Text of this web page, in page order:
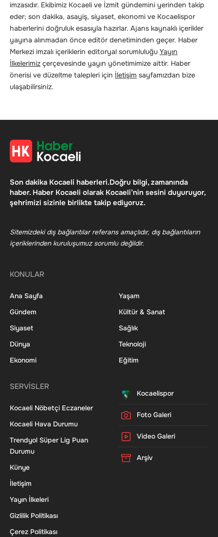
imzasıdır. Ekibimiz Kocaeli ve İzmit gündemini yerinden takip
eder; son dakika, asayiş, siyaset, ekonomi ve Kocaelispor
haberlerini doğruluk esasıyla hazırlar. Ajans kaynaklı içerikler
yayına alınmadan önce editör denetiminden geçer. Haber
Merkezi imzalı içeriklerin editoryal sorumluluğu Yayın
İlkelerimiz çerçevesinde yayın yönetimimize aittir. Haber
önerisi ve düzeltme talepleri için İletişim sayfamızdan bize
ulaşabilirsiniz.
Son dakika Kocaeli haberleri.Doğru bilgi, zamanında
haber. Haber Kocaeli olarak Kocaeli’nin sesini duyuruyor,
şehrimizi sizinle birlikte takip ediyoruz.
Sitemizdeki dış bağlantılar referans amaçlıdır, dış bağlantıların
içeriklerinden kuruluşumuz sorumlu değildir.
KONULAR
Ana Sayfa
Gündem
Siyaset
Dünya
Ekonomi
Yaşam
Kültür & Sanat
Sağlık
Teknoloji
Eğitim
SERVİSLER
Kocaeli Nöbetçi Eczaneler
Kocaeli Hava Durumu
Trendyol Süper Lig Puan
Durumu
Künye
İletişim
Yayın İlkeleri
Gizlilik Politikası
Çerez Politikası
Kocaelispor
Foto Galeri
Video Galeri
Arşiv